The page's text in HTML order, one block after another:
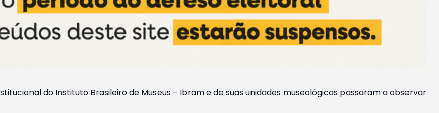
do Instituto Brasileiro de Museus – Ibram e de suas unidades museológicas passaram a observar